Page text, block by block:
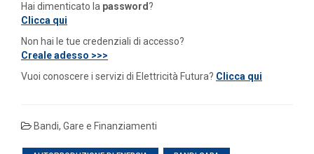
Hai dimenticato la password ?
Clicca qui
Non hai le tue credenziali di accesso?
Creale adesso >>>
Vuoi conoscere i servizi di Elettricità Futura? Clicca qui
Bandi, Gare e Finanziamenti